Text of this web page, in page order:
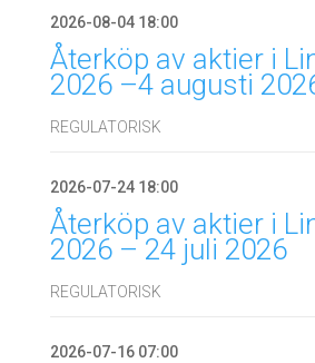
2026-08-04 18:00
Återköp av aktier i
2026 –4 augusti
REGULATORISK
2026-07-24 18:00
Återköp av aktier i
2026 – 24 juli 2026
REGULATORISK
2026-07-16 07:00